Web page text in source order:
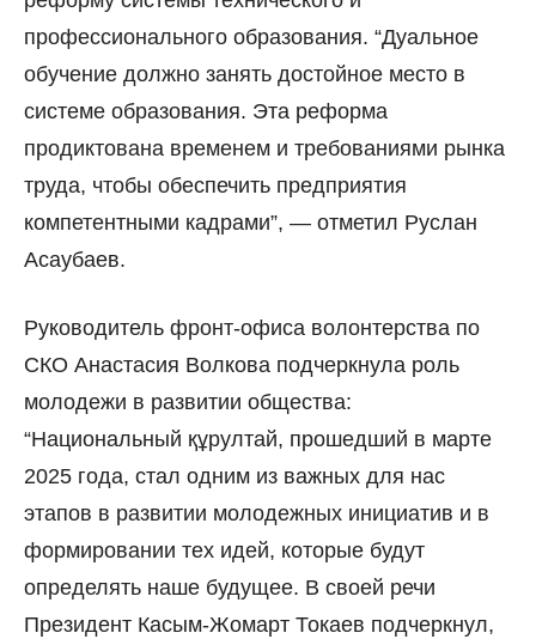
профессионального образования. “Дуальное
обучение должно занять достойное место в
системе образования. Эта реформа
продиктована временем и требованиями рынка
труда, чтобы обеспечить предприятия
компетентными кадрами”, — отметил Руслан
Асаубаев.
Руководитель фронт-офиса волонтерства по
СКО Анастасия Волкова подчеркнула роль
молодежи в развитии общества:
“Национальный құрултай, прошедший в марте
2025 года, стал одним из важных для нас
этапов в развитии молодежных инициатив и в
формировании тех идей, которые будут
определять наше будущее. В своей речи
Президент Касым-Жомарт Токаев подчеркнул,